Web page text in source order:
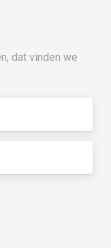
dat vinden we